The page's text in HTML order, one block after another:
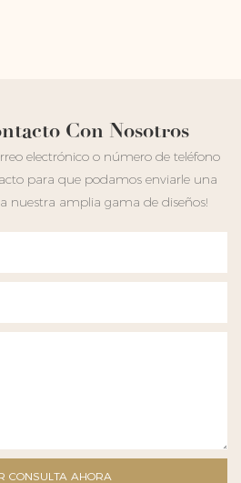
Con Nosotros
electrónico o número de teléfono
para que podamos enviarle una
nuestra amplia gama de diseños!
CONSULTA AHORA